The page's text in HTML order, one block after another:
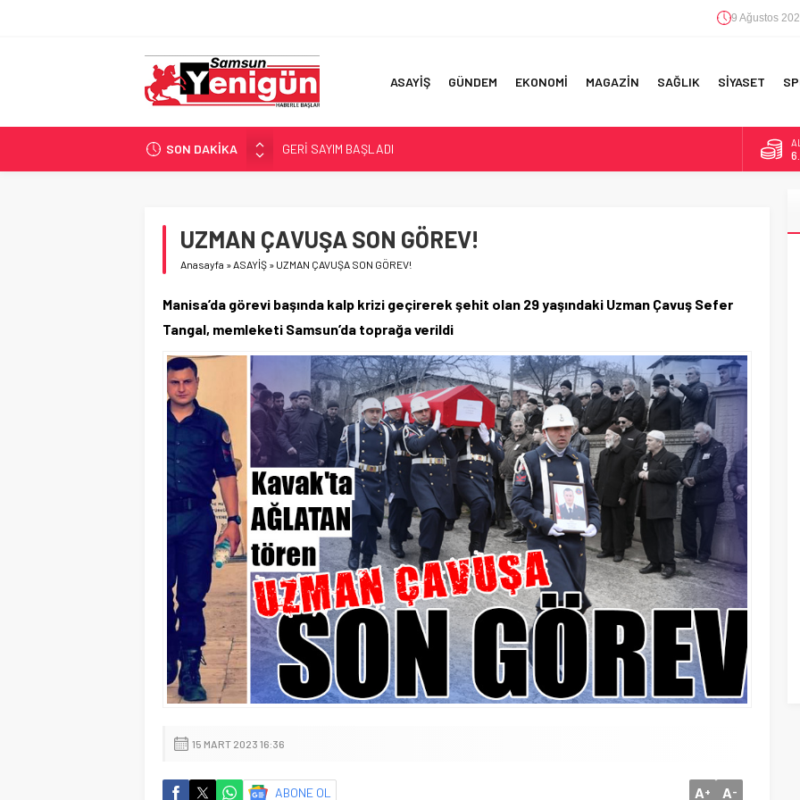
9 Ağustos
ASAYİŞ GÜNDEM EKONOMİ MAGAZİN SAĞLIK SİYASET
SON DAKİKA
GERİ SAYIM BAŞLADI
SAMSUNSPOR’DA HEDEF 5’İNCİLİK!
İŞTE FINDIK FİYATI!
YÖNETİCİ SEÇERKEN YAPILAN EN BÜYÜK HATALAR
UZMAN ÇAVUŞA SON GÖREV!
Anasayfa »ASAYİŞ » UZMAN ÇAVUŞA SON GÖREV!
Manisa’da görevi başında kalp krizi geçirerek şehit olan 29 yaşındaki Uzman Çavuş Sefer
Tangal, memleketi Samsun’da toprağa verildi
15 MART 2023 16:36
ABONE OL A+ A-